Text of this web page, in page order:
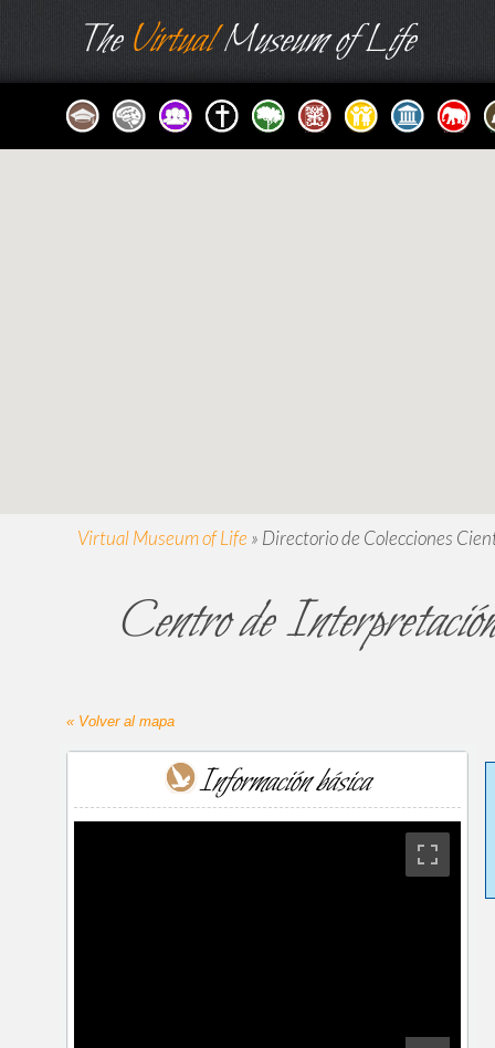
TheVirtualMuseum of Life
Virtual Museum of Life » Directorio de Colecciones
Centro de
« Volver al mapa
Información básica